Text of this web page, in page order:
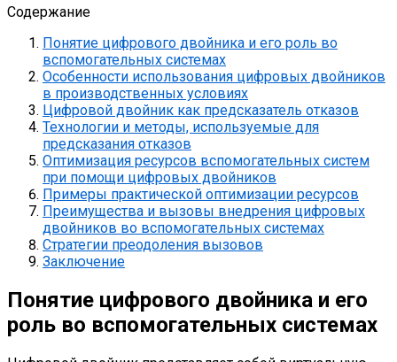
Содержание
Понятие цифрового двойника и его роль во
вспомогательных системах
Особенности использования цифровых двойников
в производственных условиях
Цифровой двойник как предсказатель отказов
Технологии и методы, используемые для
предсказания отказов
Оптимизация ресурсов вспомогательных систем
при помощи цифровых двойников
Примеры практической оптимизации ресурсов
Преимущества и вызовы внедрения цифровых
двойников во вспомогательных системах
Стратегии преодоления вызовов
Заключение
Понятие цифрового двойника и его
роль во вспомогательных системах